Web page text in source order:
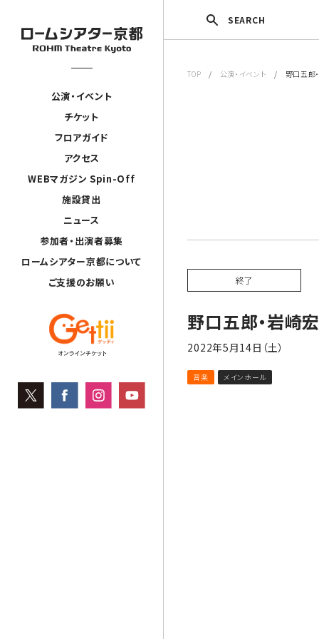
公演・イベント
チケット
フロアガイド
アクセス
WEBマガジン Spin-Off
施設貸出
ニュース
参加者・出演者募集
ロームシアター京都について
ご支援のお願い
SEARCH
TOP / 公演・イベント / 野口五郎・
終了
野口五郎・岩崎
2022年5月14日（土）
音楽 メインホール